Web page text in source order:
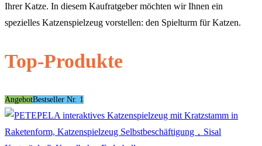
Ihrer Katze. In diesem Kaufratgeber möchten wir Ihnen ein
spezielles Katzenspielzeug vorstellen: den Spielturm für Katzen.
Top-Produkte
AngebotBestseller Nr. 1